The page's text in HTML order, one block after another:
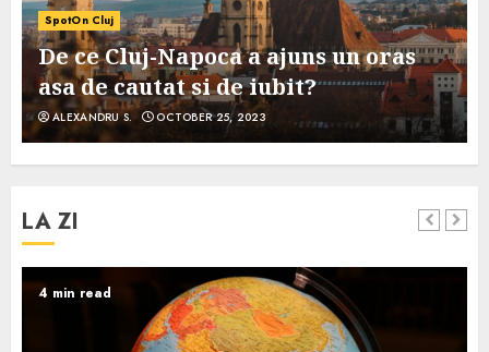
SpotOn Cluj
De ce Cluj-Napoca a ajuns un oras
asa de cautat si de iubit?
ALEXANDRU S. OCTOBER 25, 2023
LA ZI
4 min read